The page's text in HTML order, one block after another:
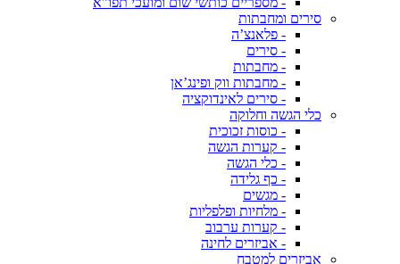
סירים ומחבתות
- פלאנצ’ה
- סירים
- מחבתות
- מחבתות ווק ופינג’אן
- סירים לאינדוקציה
כלי הגשה וחלוקה
- כוסות זכוכית
- קערות הגשה
- כלי הגשה
- כף גלידה
- מגשים
- מלחיות ופלפליות
- קערות ערבוב
- אביזרים לחינה
אביזרים למטבח